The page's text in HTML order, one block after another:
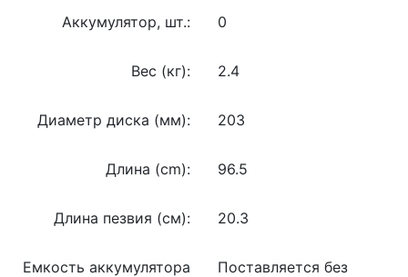
Аккумулятор, шт.: 0
Вес (кг): 2.4
Диаметр диска (мм): 203
Длина (cm): 96.5
Длина пезвия (см): 20.3
Емкость аккумулятора
Поставляется без